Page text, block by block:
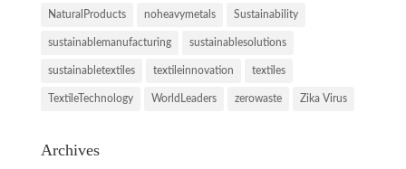
NaturalProducts noheavymetals Sustainability
sustainablemanufacturing sustainablesolutions
sustainabletextiles textileinnovation textiles
TextileTechnology WorldLeaders zerowaste Zika Virus
Archives